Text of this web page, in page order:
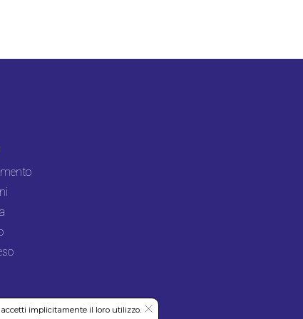
implicitamente il loro utilizzo.